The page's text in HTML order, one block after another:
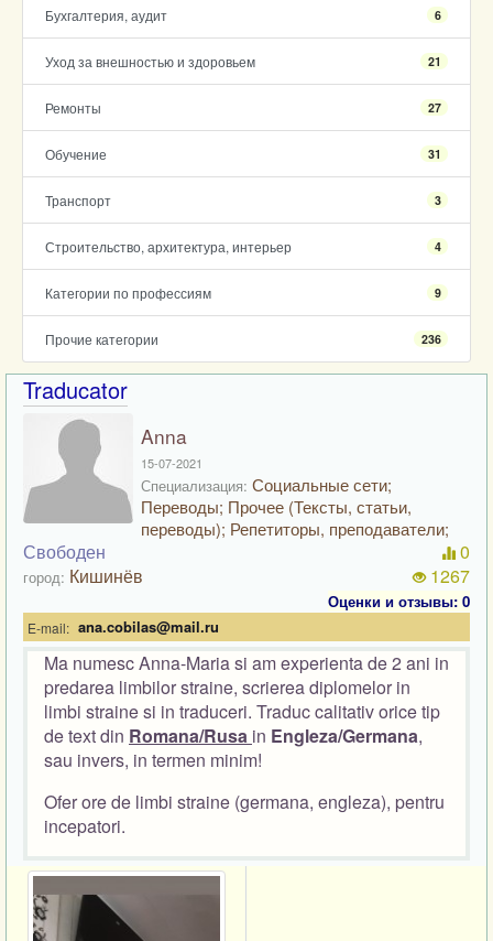
Бухгалтерия, аудит 6
Уход за внешностью и здоровьем 21
Ремонты 27
Обучение 31
Транспорт 3
Строительство, архитектура, интерьер 4
Категории по профессиям 9
Прочие категории 236
Traducator
Anna
15-07-2021
Специализация: Социальные сети;
Переводы; Прочее (Тексты, статьи,
переводы); Репетиторы, преподаватели;
Свободен
город: Кишинёв
0
1267
Оценки и отзывы: 0
E-mail: ana.cobilas@mail.ru
Ma numesc Anna-Maria si am experienta de 2 ani in
predarea limbilor straine, scrierea diplomelor in
limbi straine si in traduceri. Traduc calitativ orice tip
de text din Romana/Rusa in Engleza/Germana,
sau invers, in termen minim!
Ofer ore de limbi straine (germana, engleza), pentru
incepatori.